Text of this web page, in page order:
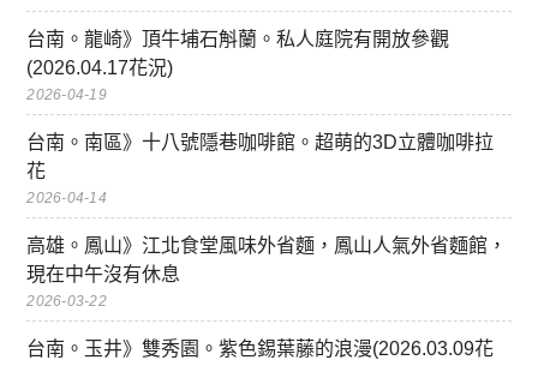
台南。龍崎》頂牛埔石斛蘭。私人庭院有開放參觀
(2026.04.17花況)
2026-04-19
台南。南區》十八號隱巷咖啡館。超萌的3D立體咖啡拉
花
2026-04-14
高雄。鳳山》江北食堂風味外省麵，鳳山人氣外省麵館，
現在中午沒有休息
2026-03-22
台南。玉井》雙秀園。紫色錫葉藤的浪漫(2026.03.09花